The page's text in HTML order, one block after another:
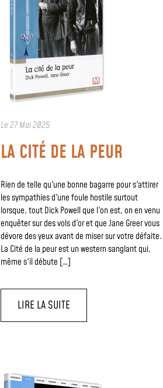
Le27 Mai 2025
LA CITÉ DE LA PEUR
Rien de telle qu'une bonne bagarre pour s'attirer
les sympathies d'une foule hostile surtout
lorsque, tout Dick Powell que l'on est, on en venu
enquêter sur des vols d'or et que Jane Greer vous
dévore des yeux avant de miser sur votre défaite.
La Cité de la peur est un western sanglant qui,
même s'il débute […]
LIRE LA SUITE